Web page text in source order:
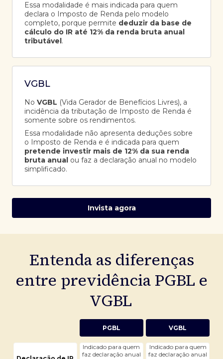
Essa modalidade é mais indicada para quem
declara o Imposto de Renda pelo modelo
completo, porque permite deduzir da base de
cálculo do IR até 12% da renda bruta anual
tributável.
VGBL
No VGBL (Vida Gerador de Benefícios Livres), a
incidência da tributação de Imposto de Renda é
somente sobre os rendimentos.
Essa modalidade não apresenta deduções sobre
o Imposto de Renda e é indicada para quem
pretende investir mais de 12% da sua renda
bruta anual ou faz a declaração anual no modelo
simplificado.
Invista agora
Entenda as diferenças
entre previdência PGBL e
VGBL
PGBL VGBL
Indicado para quem
faz declaração anual
Indicado para quem
faz declaração anual